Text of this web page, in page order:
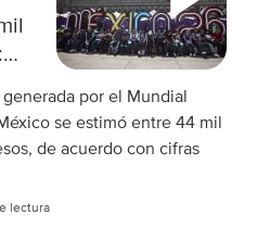
generada por el Mundial
se estimó entre 44 mil
de acuerdo con cifras
lectura